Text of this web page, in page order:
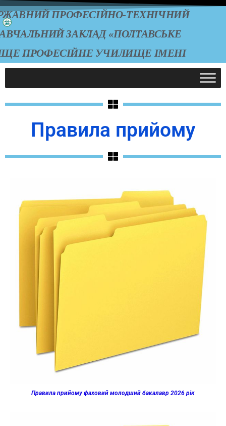
ПРОФЕСІЙНО-ТЕХНІЧНИЙ
ЗАКЛАД «ПОЛТАВСЬКЕ
ПРОФЕСІЙНЕ УЧИЛИЩЕ ІМЕНІ
Правила прийому
Правила прийому фаховий молодший бакалавр 2026 рік